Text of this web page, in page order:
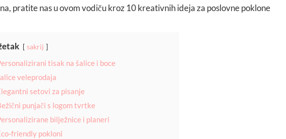
pratite nas u ovom vodiču kroz 10 kreativnih ideja za poslovne poklone
sakrij
tisak na šalice i boce
veleprodaja
setovi za pisanje
punjači s logom tvrtke
bilježnice i planeri
friendly pokloni